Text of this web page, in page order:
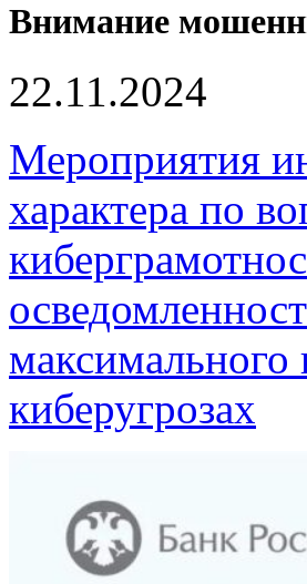
Внимание
22.11.2024
Мероприятия
характера по
максимального
киберугрозах